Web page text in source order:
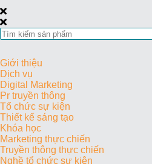
Giới thiệu
Dịch vụ
Digital Marketing
Pr truyền thông
Tổ chức sự kiện
Thiết kế sáng tạo
Khóa học
Marketing thực chiến
Truyền thông thực chiến
Nghề tổ chức sự kiện